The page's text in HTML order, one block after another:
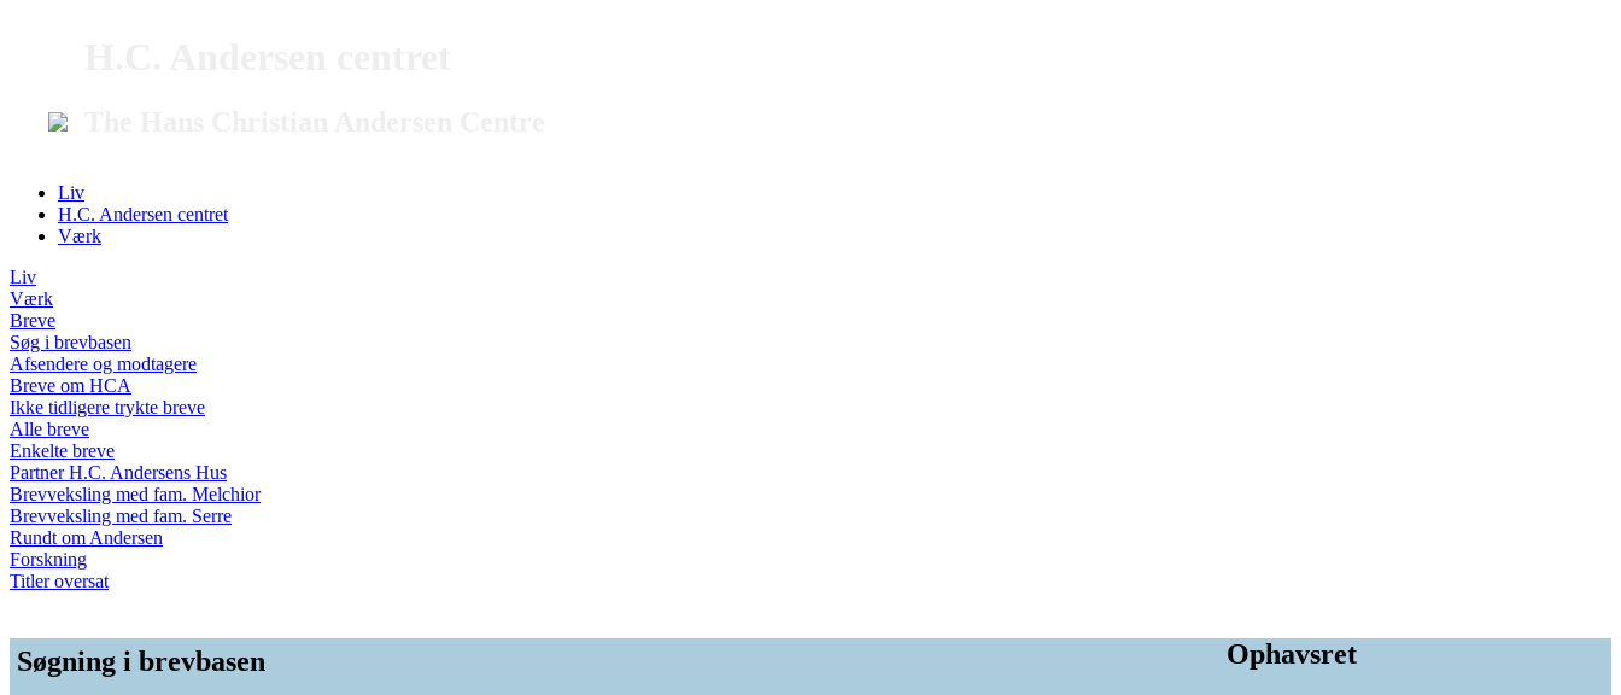
Liv
H.C. Andersen centret
Værk
Liv
Værk
Breve
Søg i brevbasen
Afsendere og modtagere
Breve om HCA
Ikke tidligere trykte breve
Alle breve
Enkelte breve
Partner H.C. Andersens Hus
Brevveksling med fam. Melchior
Brevveksling med fam. Serre
Rundt om Andersen
Forskning
Titler oversat
Søgning i brevbasen Ophavsret